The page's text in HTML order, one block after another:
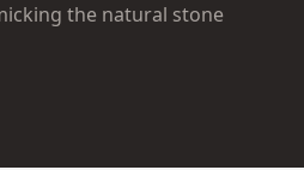
the natural stone